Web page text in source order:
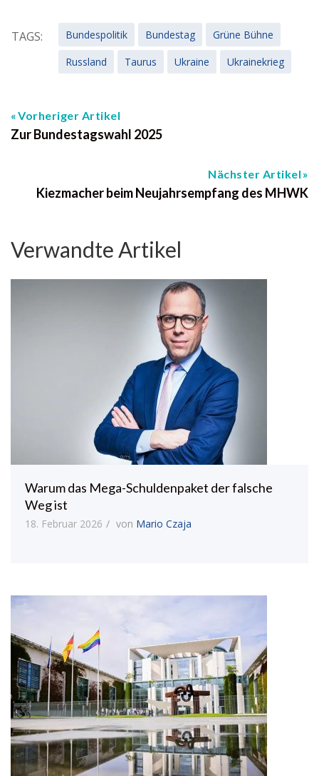
TAGS: Bundespolitik Bundestag
Grüne Bühne
Russland
Taurus Ukraine Ukrainekrieg
Vorheriger Artikel
Zur Bundestagswahl 2025
Nächster Artikel
Kiezmacher beim Neujahrsempfang des MHWK
Verwandte Artikel
Warum das Mega-Schuldenpaket der falsche
Weg ist
18. Februar 2026 von Mario Czaja